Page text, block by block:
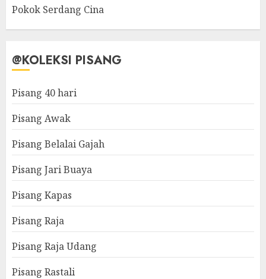
Pokok Serdang Cina
@KOLEKSI PISANG
Pisang 40 hari
Pisang Awak
Pisang Belalai Gajah
Pisang Jari Buaya
Pisang Kapas
Pisang Raja
Pisang Raja Udang
Pisang Rastali